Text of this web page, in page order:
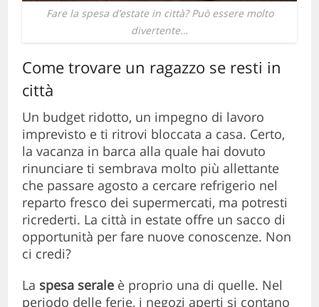
Fare la spesa d’estate in città? Può essere molto
divertente…
Come trovare un ragazzo se resti in
città
Un budget ridotto, un impegno di lavoro
imprevisto e ti ritrovi bloccata a casa. Certo,
la vacanza in barca alla quale hai dovuto
rinunciare ti sembrava molto più allettante
che passare agosto a cercare refrigerio nel
reparto fresco dei supermercati, ma potresti
ricrederti. La città in estate offre un sacco di
opportunità per fare nuove conoscenze. Non
ci credi?
La spesa serale è proprio una di quelle. Nel
periodo delle ferie, i negozi aperti si contano